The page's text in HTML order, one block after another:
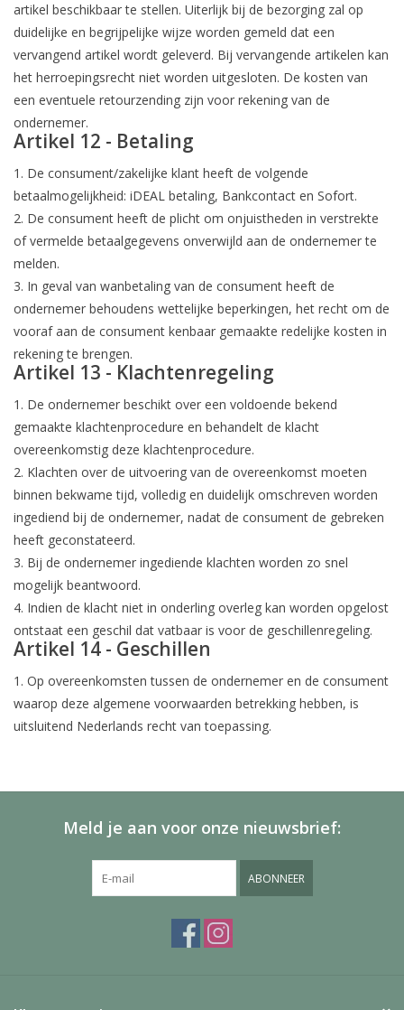
artikel beschikbaar te stellen. Uiterlijk bij de bezorging zal op
duidelijke en begrijpelijke wijze worden gemeld dat een
vervangend artikel wordt geleverd. Bij vervangende artikelen kan
het herroepingsrecht niet worden uitgesloten. De kosten van
een eventuele retourzending zijn voor rekening van de
ondernemer.
Artikel 12 - Betaling
1. De consument/zakelijke klant heeft de volgende
betaalmogelijkheid: iDEAL betaling, Bankcontact en Sofort.
2. De consument heeft de plicht om onjuistheden in verstrekte
of vermelde betaalgegevens onverwijld aan de ondernemer te
melden.
3. In geval van wanbetaling van de consument heeft de
ondernemer behoudens wettelijke beperkingen, het recht om de
vooraf aan de consument kenbaar gemaakte redelijke kosten in
rekening te brengen.
Artikel 13 - Klachtenregeling
1. De ondernemer beschikt over een voldoende bekend
gemaakte klachtenprocedure en behandelt de klacht
overeenkomstig deze klachtenprocedure.
2. Klachten over de uitvoering van de overeenkomst moeten
binnen bekwame tijd, volledig en duidelijk omschreven worden
ingediend bij de ondernemer, nadat de consument de gebreken
heeft geconstateerd.
3. Bij de ondernemer ingediende klachten worden zo snel
mogelijk beantwoord.
4. Indien de klacht niet in onderling overleg kan worden opgelost
ontstaat een geschil dat vatbaar is voor de geschillenregeling.
Artikel 14 - Geschillen
1. Op overeenkomsten tussen de ondernemer en de consument
waarop deze algemene voorwaarden betrekking hebben, is
uitsluitend Nederlands recht van toepassing.
Meld je aan voor onze nieuwsbrief:
ABONNEER